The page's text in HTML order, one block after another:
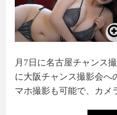
月7日に名古屋チャンス
に大阪チャンス撮影会へ
マホ撮影も可能で、カメ